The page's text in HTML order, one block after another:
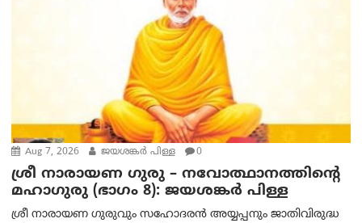
Aug 7, 2026 ജയശങ്കര്‍ പിള്ള 0
ശ്രീ നാരായണ ഗുരു – നവോത്ഥാനത്തിന്റെ
മഹാഗുരു (ഭാഗം 8): ജയശങ്കര്‍ പിള്ള
ശ്രീ നാരായണ ഗുരുവും സഹോദരൻ അയ്യപ്പനും ജാതിവിരുദ്ധ